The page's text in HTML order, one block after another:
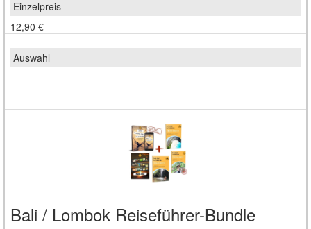
12,90 €
Bali / Lombok Reiseführer-Bundle